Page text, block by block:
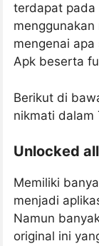
terdapat pada
mengenai
Apk beserta
Berikut di
nikmati dalam
Unlocked
Memiliki
menjadi
Namun
original ini